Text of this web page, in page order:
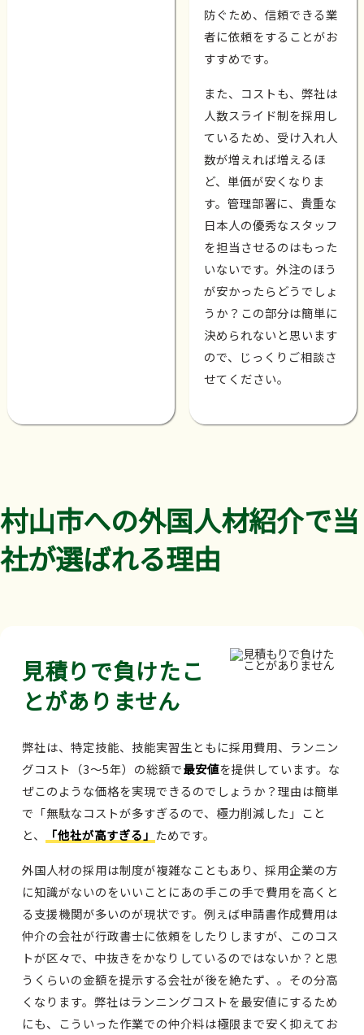
防ぐため、信頼できる業
者に依頼をすることがお
すすめです。
また、コストも、弊社は
人数スライド制を採用し
ているため、受け入れ人
数が増えれば増えるほ
ど、単価が安くなりま
す。管理部署に、貴重な
日本人の優秀なスタッフ
を担当させるのはもった
いないです。外注のほう
が安かったらどうでしょ
うか？この部分は簡単に
決められないと思います
ので、じっくりご相談さ
せてください。
村山市への外国人材紹介で当
社が選ばれる理由
見積りで負けたこ
とがありません
弊社は、特定技能、技能実習生ともに採用費用、ランニン
グコスト（3～5年）の総額で最安値を提供しています。な
ぜこのような価格を実現できるのでしょうか？理由は簡単
で「無駄なコストが多すぎるので、極力削減した」こと
と、
「他社が高すぎる」 ためです。
外国人材の採用は制度が複雑なこともあり、採用企業の方
に知識がないのをいいことにあの手この手で費用を高くと
る支援機関が多いのが現状です。例えば申請書作成費用は
仲介の会社が行政書士に依頼をしたりしますが、このコス
トが区々で、中抜きをかなりしているのではないか？と思
うくらいの金額を提示する会社が後を絶たず、。その分高
くなります。弊社はランニングコストを最安値にするため
にも、こういった作業での仲介料は極限まで安く抑えてお